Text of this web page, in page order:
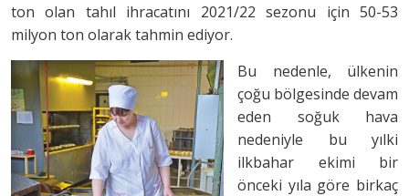
ton olan tahıl ihracatını 2021/22 sezonu için 50-53
milyon ton olarak tahmin ediyor.
Bu nedenle, ülkenin
çoğu bölgesinde devam
eden soğuk hava
nedeniyle bu yılki
ilkbahar ekimi bir
önceki yıla göre birkaç